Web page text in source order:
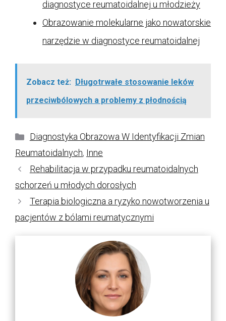
diagnostyce reumatoidalnej u młodzieży
Obrazowanie molekularne jako nowatorskie
narzędzie w diagnostyce reumatoidalnej
Zobacz też: Długotrwałe stosowanie leków
przeciwbólowych a problemy z płodnością
Kategorie
Diagnostyka Obrazowa W Identyfikacji Zmian
Reumatoidalnych, Inne
Rehabilitacja w przypadku reumatoidalnych
schorzeń u młodych dorosłych
Terapia biologiczna a ryzyko nowotworzenia u
pacjentów z bólami reumatycznymi